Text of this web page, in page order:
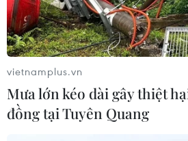
vietnamplus.vn
Mưa lớn kéo dài gây thiệt
đồng tại Tuyên Quang